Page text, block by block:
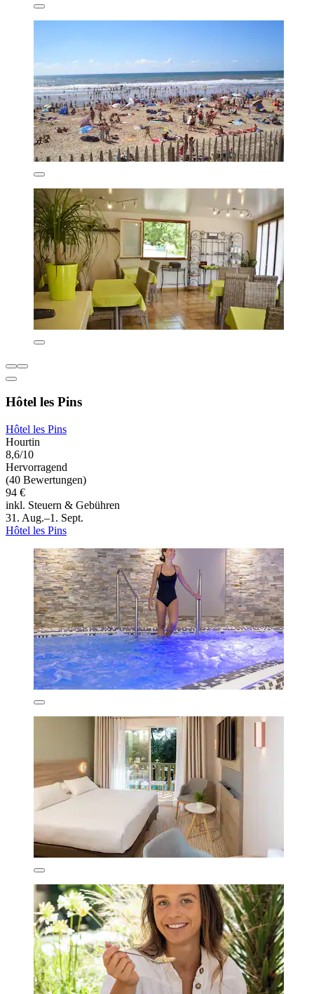
Hôtel les Pins
Hôtel les Pins
Hourtin
8,6/10
Hervorragend
(40 Bewertungen)
94 €
inkl. Steuern & Gebühren
31. Aug.–1. Sept.
Hôtel les Pins